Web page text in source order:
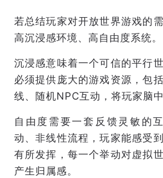
若总结玩家对开放世界游戏的
高沉浸感环境、高自由度系统。
沉浸感意味着一个可信的平行
必须提供庞大的游戏资源，包
线、随机NPC互动，将玩家脑
自由度需要一套反馈灵敏的
动、非线性流程，玩家能感受
有所发挥，每一个举动对虚拟
产生归属感。